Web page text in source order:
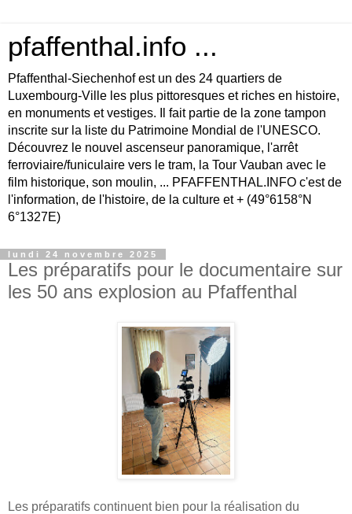
pfaffenthal.info ...
Pfaffenthal-Siechenhof est un des 24 quartiers de
Luxembourg-Ville les plus pittoresques et riches en histoire,
en monuments et vestiges. Il fait partie de la zone tampon
inscrite sur la liste du Patrimoine Mondial de l'UNESCO.
Découvrez le nouvel ascenseur panoramique, l'arrêt
ferroviaire/funiculaire vers le tram, la Tour Vauban avec le
film historique, son moulin, ... PFAFFENTHAL.INFO c'est de
l'information, de l'histoire, de la culture et + (49°6158°N
6°1327E)
lundi 24 novembre 2025
Les préparatifs pour le documentaire sur
les 50 ans explosion au Pfaffenthal
Les préparatifs continuent bien pour la réalisation du